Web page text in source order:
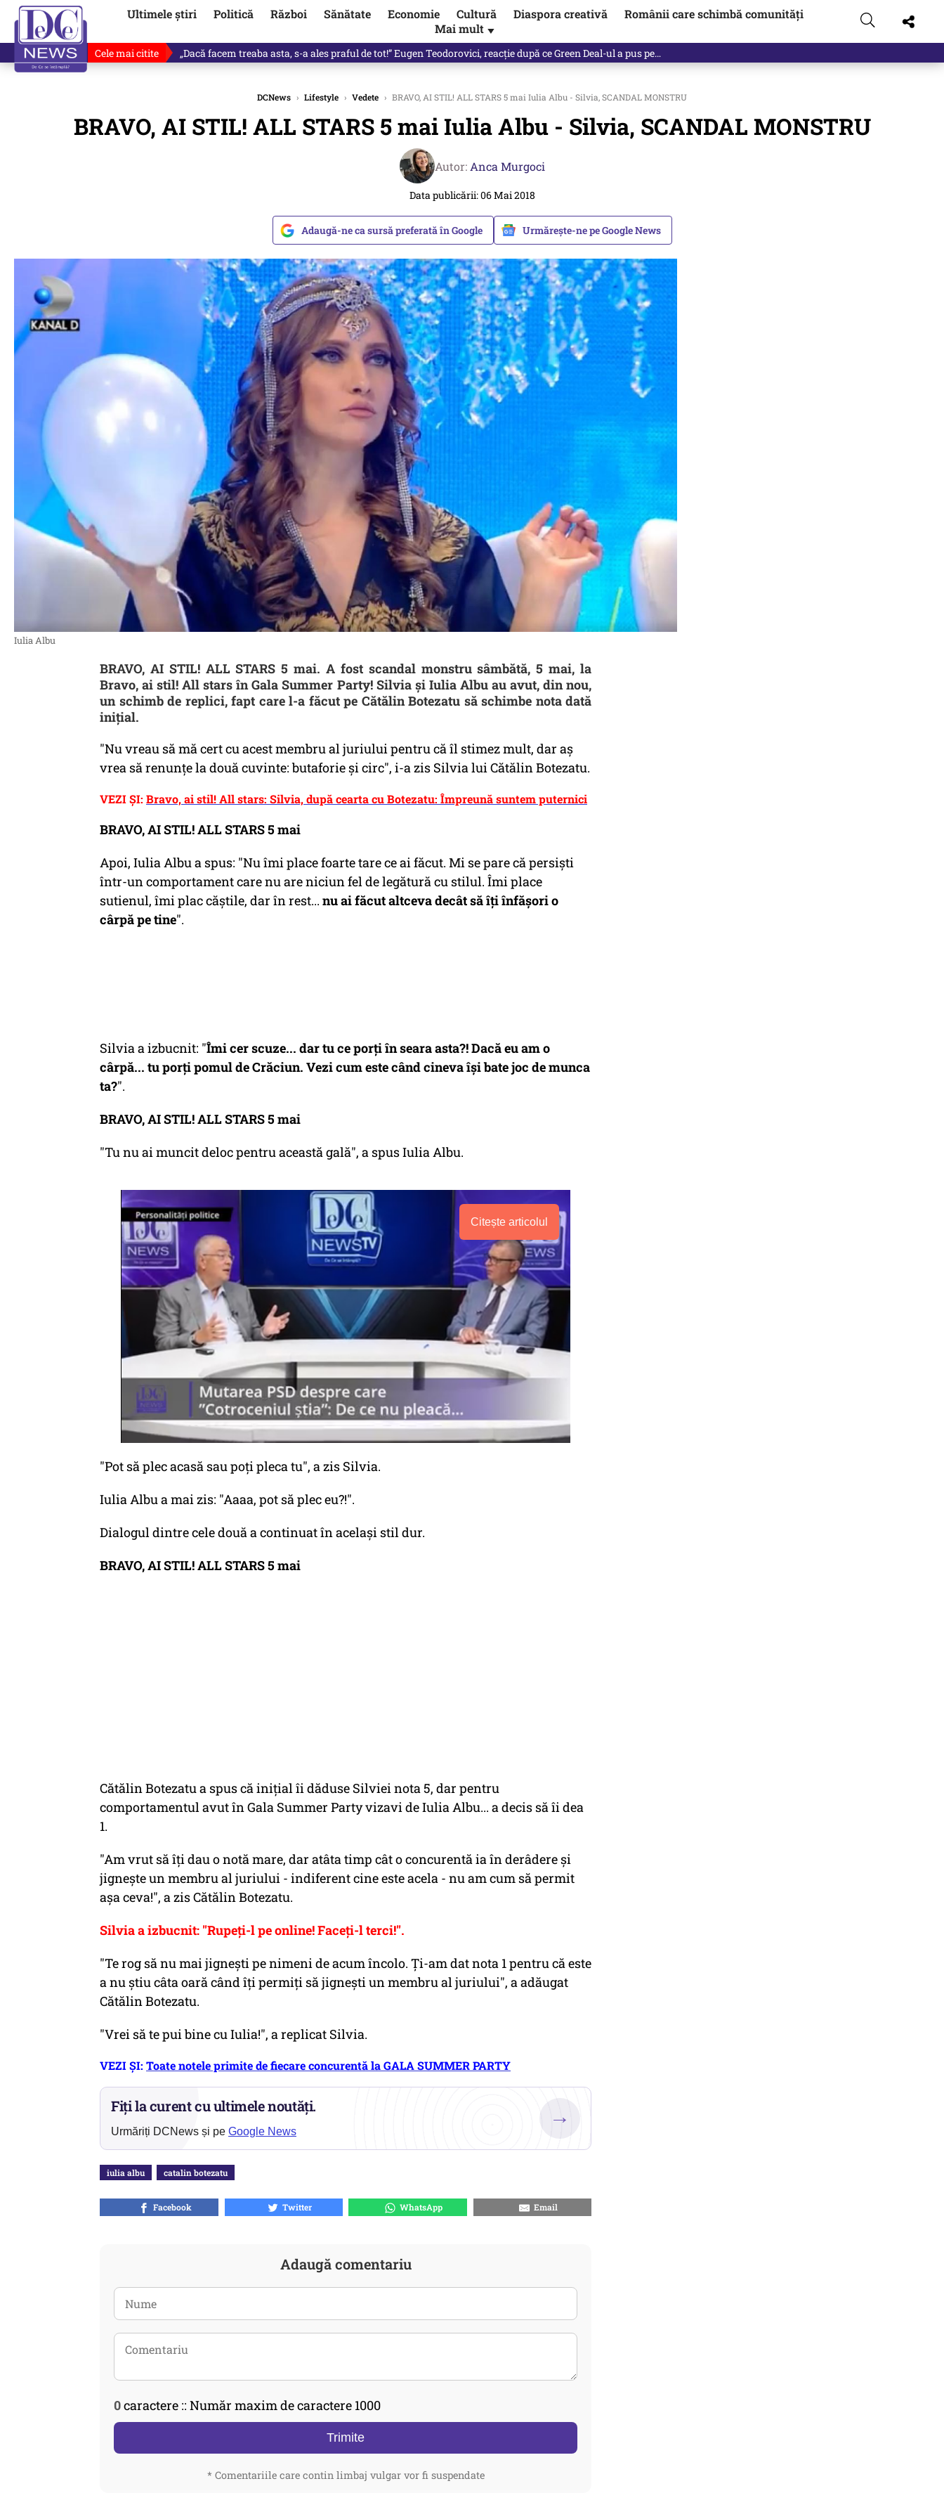
Ultimele știri Politică Război Sănătate Economie Cultură Diaspora creativă
Românii care schimbă comunități
Mai mult ▼
Cele mai citite Victor Ponta, anunț despre noul partid și viitorul său politic / video
DCNews › Lifestyle › Vedete › BRAVO, AI STIL! ALL STARS 5 mai Iulia Albu - Silvia, SCANDAL MONSTRU
BRAVO, AI STIL! ALL STARS 5 mai Iulia Albu - Silvia, SCANDAL MONSTRU
Autor: Anca Murgoci
Data publicării: 06 Mai 2018
Adaugă-ne ca sursă preferată în Google Urmărește-ne pe Google News
Iulia Albu
BRAVO, AI STIL! ALL STARS 5 mai. A fost scandal monstru sâmbătă, 5 mai, la
Bravo, ai stil! All stars în Gala Summer Party! Silvia și Iulia Albu au avut, din nou,
un schimb de replici, fapt care l-a făcut pe Cătălin Botezatu să schimbe nota dată
inițial.
"Nu vreau să mă cert cu acest membru al juriului pentru că îl stimez mult, dar aș
vrea să renunțe la două cuvinte: butaforie și circ", i-a zis Silvia lui Cătălin Botezatu.
VEZI ȘI: Bravo, ai stil! All stars: Silvia, după cearta cu Botezatu: Împreună suntem puternici
BRAVO, AI STIL! ALL STARS 5 mai
Apoi, Iulia Albu a spus: "Nu îmi place foarte tare ce ai făcut. Mi se pare că persiști
într-un comportament care nu are niciun fel de legătură cu stilul. Îmi place
sutienul, îmi plac căștile, dar în rest... nu ai făcut altceva decât să îți înfășori o
cârpă pe tine".
Silvia a izbucnit: "Îmi cer scuze... dar tu ce porți în seara asta?!Dacă eu am o
cârpă... tu porți pomul de Crăciun. Vezi cum este când cineva își bate joc de munca
ta?".
BRAVO, AI STIL! ALL STARS 5 mai
"Tu nu ai muncit deloc pentru această gală", a spus Iulia Albu.
Citește articolul
"Pot să plec acasă sau poți pleca tu", a zis Silvia.
Iulia Albu a mai zis: "Aaaa, pot să plec eu?!".
Dialogul dintre cele două a continuat în același stil dur.
BRAVO, AI STIL! ALL STARS 5 mai
Cătălin Botezatu a spus că inițial îi dăduse Silviei nota 5, dar pentru
comportamentul avut în Gala Summer Party vizavi de Iulia Albu... a decis să îi dea
1.
"Am vrut să îți dau o notă mare, dar atâta timp cât o concurentă ia în derâdere și
jignește un membru al juriului - indiferent cine este acela - nu am cum să permit
așa ceva!", a zis Cătălin Botezatu.
Silvia a izbucnit: "Rupeți-l pe online! Faceți-l terci!".
"Te rog să nu mai jignești pe nimeni de acum încolo. Ți-am dat nota 1 pentru că este
a nu știu câta oară când îți permiți să jignești un membru al juriului", a adăugat
Cătălin Botezatu.
"Vrei să te pui bine cu Iulia!", a replicat Silvia.
VEZI ȘI: Toate notele primite de fiecare concurentă la GALA SUMMER PARTY
Fiți la curent cu ultimele noutăți.
Urmăriți DCNews și pe Google News
→
iulia albu catalin botezatu
Facebook Twitter WhatsApp Email
Adaugă comentariu
0caractere :: Număr maxim de caractere 1000
Trimite
* Comentariile care contin limbaj vulgar vor fi suspendate